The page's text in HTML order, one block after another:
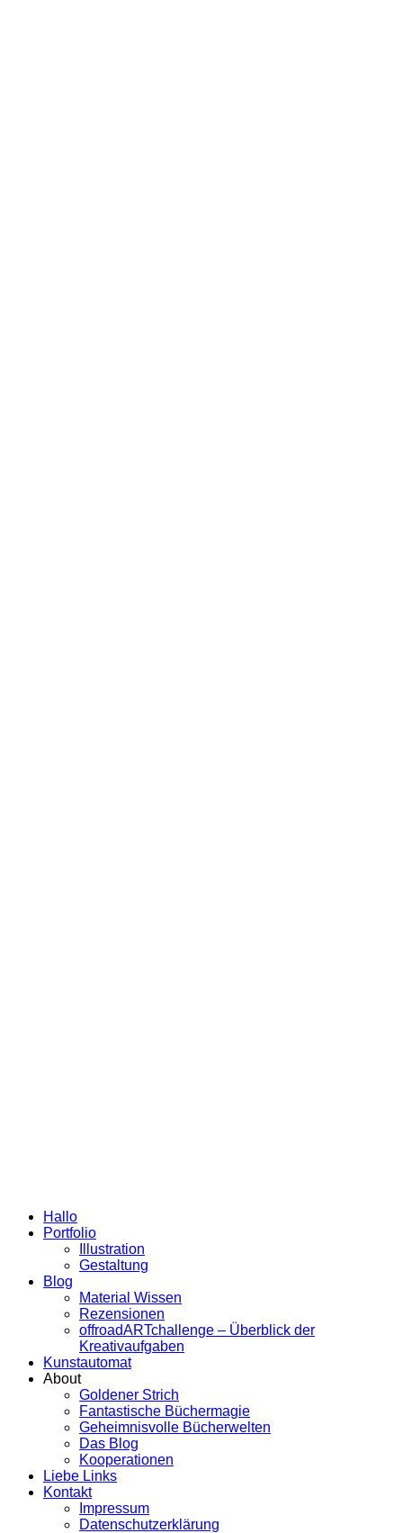
Hallo
Portfolio
Illustration
Gestaltung
Blog
Material Wissen
Rezensionen
offroadARTchallenge – Überblick der
Kreativaufgaben
Kunstautomat
About
Goldener Strich
Fantastische Büchermagie
Geheimnisvolle Bücherwelten
Das Blog
Kooperationen
Liebe Links
Kontakt
Impressum
Datenschutzerklärung